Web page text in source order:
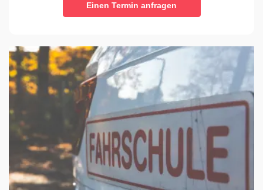
Einen Termin anfragen